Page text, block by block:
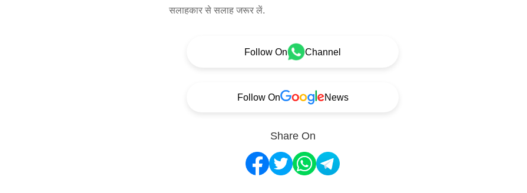
सलाहकार से सलाह जरूर लें.
Follow On Channel
Follow On News
Share On